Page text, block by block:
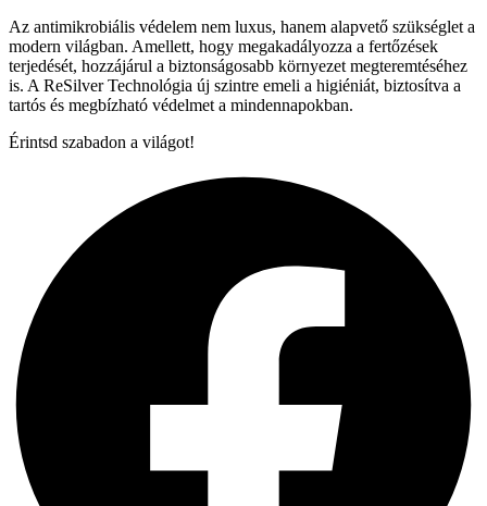
Az antimikrobiális védelem nem luxus, hanem alapvető szükséglet a
modern világban. Amellett, hogy megakadályozza a fertőzések
terjedését, hozzájárul a biztonságosabb környezet megteremtéséhez
is. A ReSilver Technológia új szintre emeli a higiéniát, biztosítva a
tartós és megbízható védelmet a mindennapokban.
Érintsd szabadon a világot!